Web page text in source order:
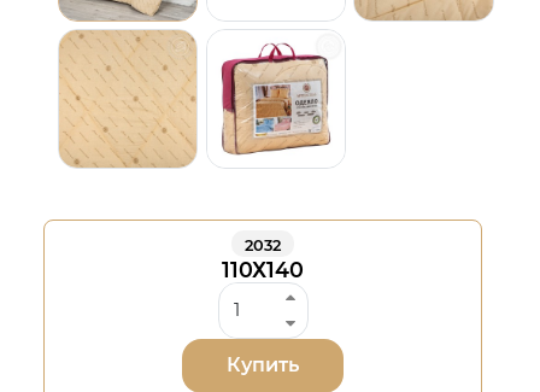
2032
110Х140
Купить